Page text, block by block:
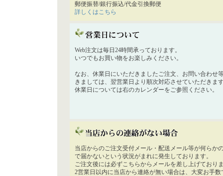
郵便振替/銀行振込/代金引換郵便
詳しくはこちら
Web注文は毎日24時間承っております。
いつでもお買い物をお楽しみください。
なお、休業日にいただきましたご注文、お問い合わせ
きましては、翌営業日より順次対応させていただきま
休業日については右のカレンダーをご参照ください。
当店からのご注文受付メール・配送メール等が何らか
で届かないという状況がまれに発生しております。
ご注文後には必ずこちらからメールを差し上げており
2営業日以内に当店から連絡が無い場合は、大変お手数